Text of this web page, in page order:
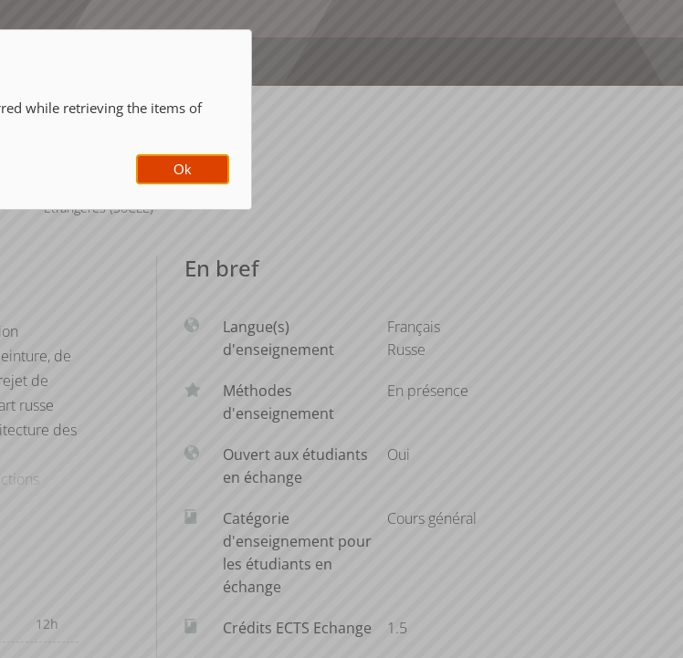
Étrangères (SoCLE)
de
de
russe
des
12h
En bref
Langue(s)
d'enseignement
Français
Russe
Méthodes
d'enseignement
En présence
Ouvert aux étudiants
en échange
Oui
Catégorie
d'enseignement pour
les étudiants en
échange
Cours général
Crédits ECTS Echange 1.5
while retrieving the items of
Ok